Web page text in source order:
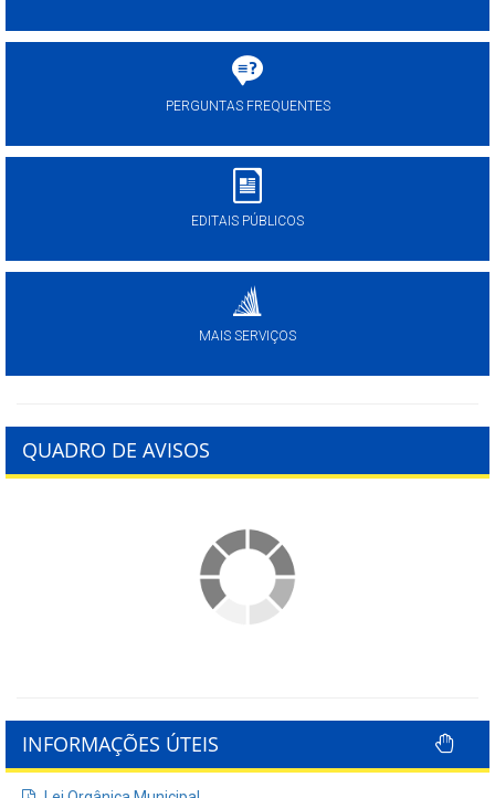
PERGUNTAS FREQUENTES
EDITAIS PÚBLICOS
MAIS SERVIÇOS
QUADRO DE AVISOS
INFORMAÇÕES ÚTEIS